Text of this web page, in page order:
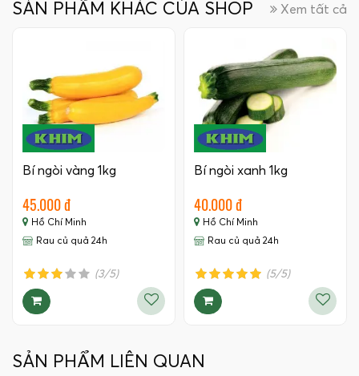
SẢN PHẨM KHÁC CỦA SHOP Xem tất cả
Bí ngòi vàng 1kg
45.000 đ
Hồ Chí Minh
Rau củ quả 24h
(3/5)
Bí ngòi xanh 1kg
40.000 đ
Hồ Chí Minh
Rau củ quả 24h
(5/5)
SẢN PHẨM LIÊN QUAN